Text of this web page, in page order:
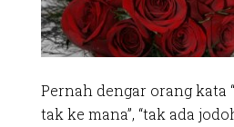
Pernah dengar orang kata
tak ke mana”, “tak ada